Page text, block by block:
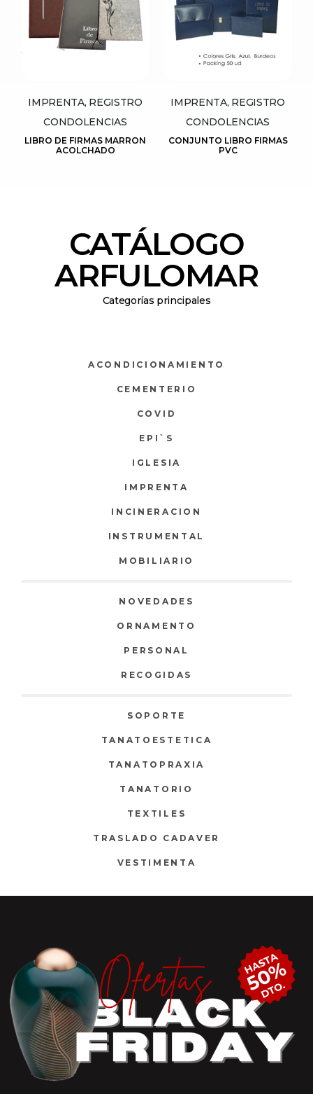
IMPRENTA, REGISTRO
CONDOLENCIAS
LIBRO DE FIRMAS MARRON
ACOLCHADO
IMPRENTA, REGISTRO
CONDOLENCIAS
CONJUNTO LIBRO FIRMAS
PVC
CATÁLOGO
ARFULOMAR
Categorías principales
ACONDICIONAMIENTO
CEMENTERIO
COVID
EPI`S
IGLESIA
IMPRENTA
INCINERACION
INSTRUMENTAL
MOBILIARIO
NOVEDADES
ORNAMENTO
PERSONAL
RECOGIDAS
SOPORTE
TANATOESTETICA
TANATOPRAXIA
TANATORIO
TEXTILES
TRASLADO CADAVER
VESTIMENTA